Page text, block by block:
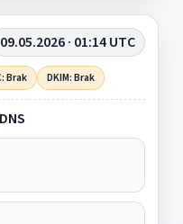
09.05.2026 · 01:14 UTC
Brak DKIM: Brak